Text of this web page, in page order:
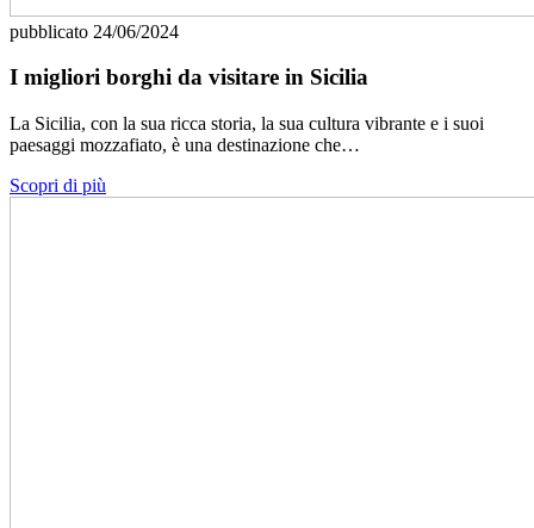
pubblicato 24/06/2024
I migliori borghi da visitare in Sicilia
La Sicilia, con la sua ricca storia, la sua cultura vibrante e i suoi
paesaggi mozzafiato, è una destinazione che…
Scopri di più